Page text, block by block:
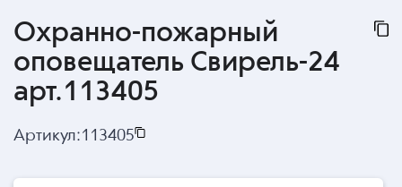
Охранно-пожарный
оповещатель Свирель-24
арт.113405
Артикул:113405